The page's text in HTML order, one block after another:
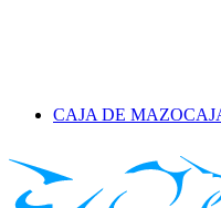
CAJA DE MAZO